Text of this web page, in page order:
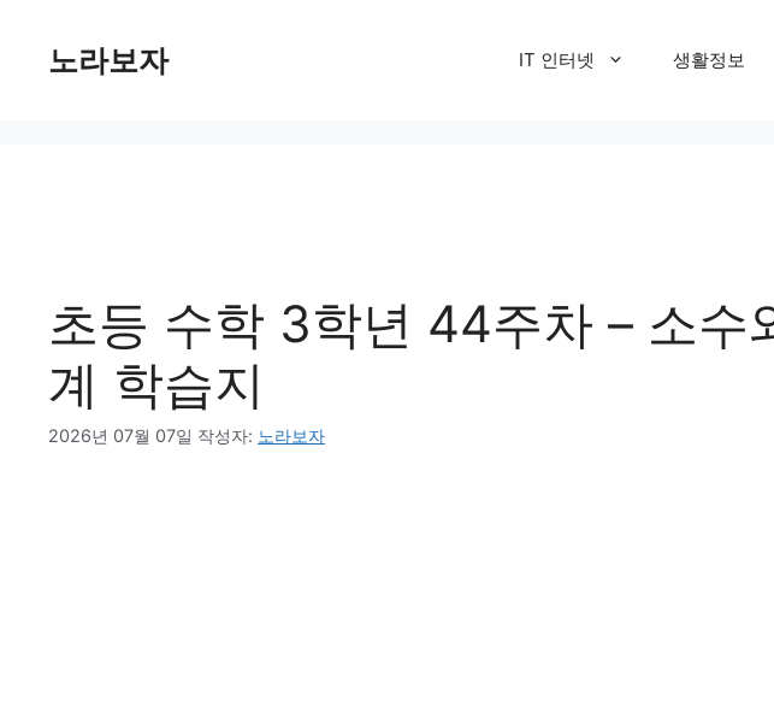
노라보자 IT 인터넷 생활정보
초등 수학 3학년 44주차 – 소수
계 학습지
2026년 07월 07일 작성자: 노라보자